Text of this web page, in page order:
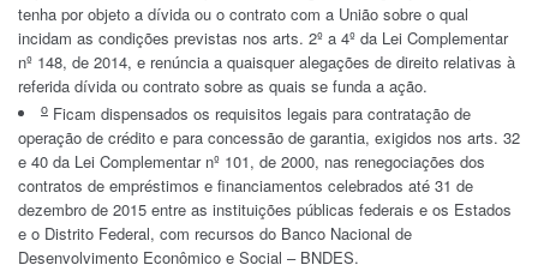
tenha por objeto a dívida ou o contrato com a União sobre o qual
incidam as condições previstas nos arts. 2º a 4º da Lei Complementar
nº 148, de 2014, e renúncia a quaisquer alegações de direito relativas à
referida dívida ou contrato sobre as quais se funda a ação.
o Ficam dispensados os requisitos legais para contratação de
operação de crédito e para concessão de garantia, exigidos nos arts. 32
e 40 da Lei Complementar nº 101, de 2000, nas renegociações dos
contratos de empréstimos e financiamentos celebrados até 31 de
dezembro de 2015 entre as instituições públicas federais e os Estados
e o Distrito Federal, com recursos do Banco Nacional de
Desenvolvimento Econômico e Social – BNDES.